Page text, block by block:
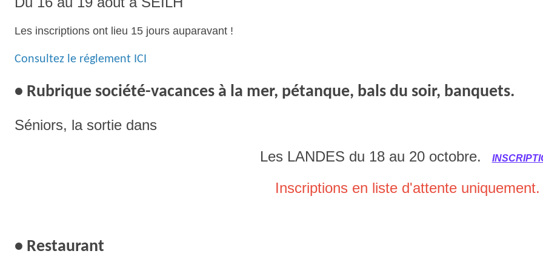
Les inscriptions ont lieu 15 jours auparavant !
Consultez le réglement ICI
• Rubrique société-vacances à la mer, pétanque, bals du soir, banquets.
Séniors, la sortie dans
Les LANDES du 18 au 20 octobre.
Inscriptions en liste d'attente uniquement.
• Restaurant